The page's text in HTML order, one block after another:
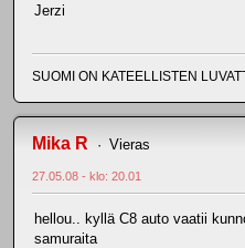
Jerzi
SUOMI ON KATEELLISTEN
Mika R Vieras
27.05.08 - klo: 20.01
hellou.. kyllä C8 auto vaatii
samuraita